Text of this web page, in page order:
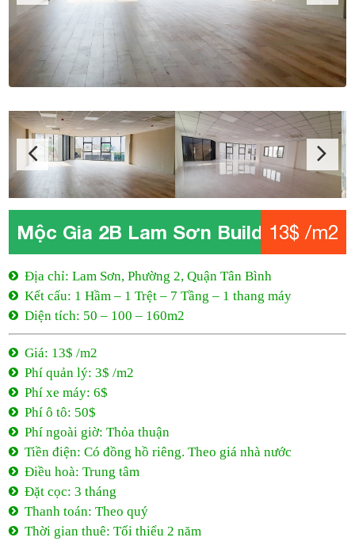
Mộc Gia 2B Lam Sơn Building13$ /m2
Địa chỉ: Lam Sơn, Phường 2, Quận Tân Bình
Kết cấu: 1 Hầm – 1 Trệt – 7 Tầng – 1 thang máy
Diện tích: 50 – 100 – 160m2
Giá: 13$ /m2
Phí quản lý: 3$ /m2
Phí xe máy: 6$
Phí ô tô: 50$
Phí ngoài giờ: Thỏa thuận
Tiền điện: Có đồng hồ riêng. Theo giá nhà nước
Điều hoà: Trung tâm
Đặt cọc: 3 tháng
Thanh toán: Theo quý
Thời gian thuê: Tối thiểu 2 năm